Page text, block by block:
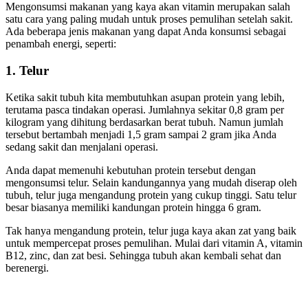
Mengonsumsi makanan yang kaya akan vitamin merupakan salah
satu cara yang paling mudah untuk proses pemulihan setelah sakit.
Ada beberapa jenis makanan yang dapat Anda konsumsi sebagai
penambah energi, seperti:
1. Telur
Ketika sakit tubuh kita membutuhkan asupan protein yang lebih,
terutama pasca tindakan operasi. Jumlahnya sekitar 0,8 gram per
kilogram yang dihitung berdasarkan berat tubuh. Namun jumlah
tersebut bertambah menjadi 1,5 gram sampai 2 gram jika Anda
sedang sakit dan menjalani operasi.
Anda dapat memenuhi kebutuhan protein tersebut dengan
mengonsumsi telur. Selain kandungannya yang mudah diserap oleh
tubuh, telur juga mengandung protein yang cukup tinggi. Satu telur
besar biasanya memiliki kandungan protein hingga 6 gram.
Tak hanya mengandung protein, telur juga kaya akan zat yang baik
untuk mempercepat proses pemulihan. Mulai dari vitamin A, vitamin
B12, zinc, dan zat besi. Sehingga tubuh akan kembali sehat dan
berenergi.